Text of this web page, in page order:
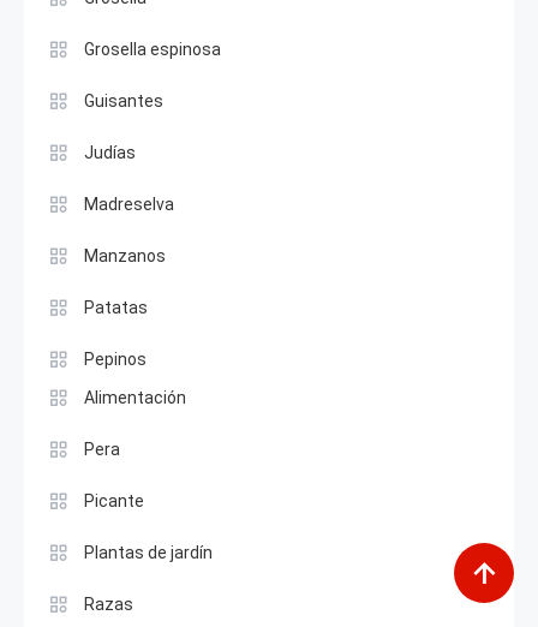
Grosella espinosa
Guisantes
Judías
Madreselva
Manzanos
Patatas
Pepinos
Alimentación
Pera
Picante
Plantas de jardín
Razas